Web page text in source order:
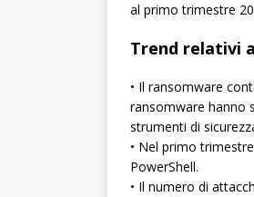
al primo trimestre
Trend relativi
• Il ransomware
ransomware hanno
strumenti di
• Nel primo
PowerShell.
• Il numero di